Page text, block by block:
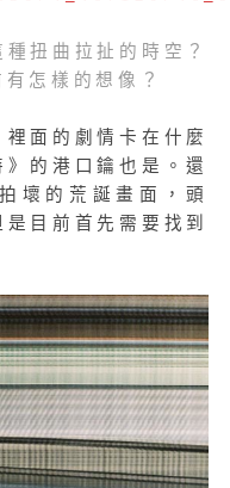
扭曲拉扯的時空？
怎樣的想像？
面的劇情卡在什麼
的港口鑰也是。還
壞的荒誕畫面，頭
目前首先需要找到